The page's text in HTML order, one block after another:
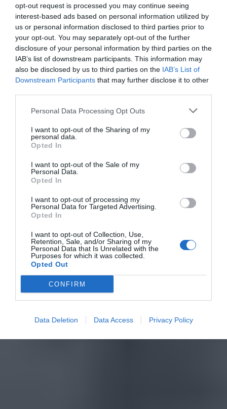
opt-out request is processed you may continue seeing
interest-based ads based on personal information utilized by
us or personal information disclosed to third parties prior to
your opt-out. You may separately opt-out of the further
disclosure of your personal information by third parties on the
IAB’s list of downstream participants. This information may
also be disclosed by us to third parties on the IAB’s List of
Downstream Participants that may further disclose it to other
Personal Data Processing Opt Outs
I want to opt-out of the Sharing of my
personal data.
Opted In
I want to opt-out of the Sale of my
Personal Data.
Opted In
I want to opt-out of processing my
Personal Data for Targeted Advertising.
Opted In
I want to opt-out of Collection, Use,
Retention, Sale, and/or Sharing of my
Personal Data that Is Unrelated with the
Purposes for which it was collected.
Opted Out
CONFIRM
Data Deletion Data Access Privacy Policy